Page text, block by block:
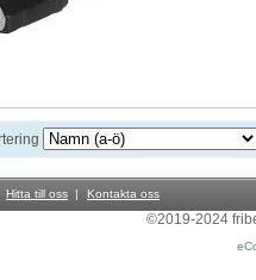
Hitta till oss Kontakta oss
©2019-2024